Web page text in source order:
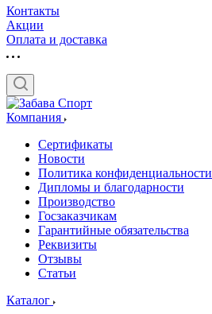
Контакты
Акции
Оплата и доставка
Компания
Сертификаты
Новости
Политика конфиденциальности
Дипломы и благодарности
Производство
Госзаказчикам
Гарантийные обязательства
Реквизиты
Отзывы
Статьи
Каталог